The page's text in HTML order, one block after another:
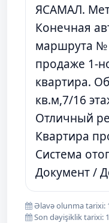
ЯСАМАЛ.
Конечная
маршрута №
продаже 1-
квартира.
кв.м,7/16
Отличный
Квартира
Система
Документ /
Əlavə olunma tarixi:
Son dəyişiklik tarixi: